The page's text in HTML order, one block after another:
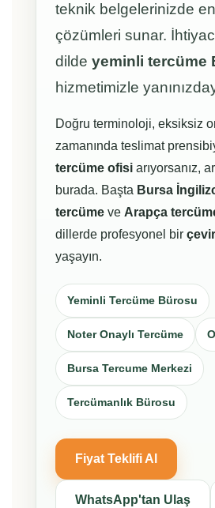
teknik belgelerinizde
çözümleri sunar.
dildeyeminli tercüme
hizmetimizle
Doğru terminoloji, eksiksiz
zamanında teslimat
tercüme ofisi arıyorsanız,
burada. Başta Bursa
tercüme ve Arapça
dillerde profesyonel bir
yaşayın.
Yeminli Tercüme Bürosu
Noter Onaylı Tercüme
Bursa Tercume Merkezi
Tercümanlık Bürosu
Fiyat Teklifi Al
WhatsApp'tan Ulaş